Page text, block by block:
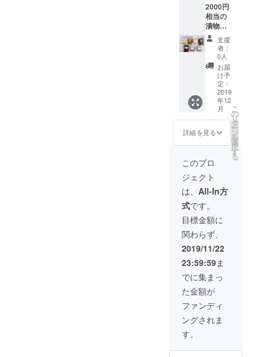
2000円
相当の
漬物
セット
とお礼
の手紙
をお届
けいた
しま
す。
支援
者：
0人
お届
け予
定：
2019
年12
月
詳細を見る
こ
の
リ
タ
ー
ン
を
選
択
す
る
このプロ
ジェクト
は、 All-In方
式です。
目標金額に
関わらず、
2019/11/22
23:59:59ま
でに集まっ
た金額が
ファンディ
ングされま
す。